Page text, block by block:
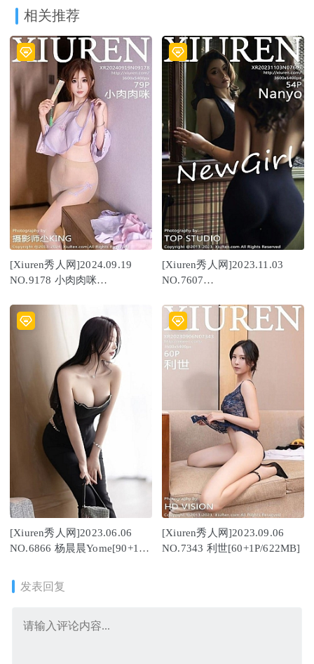
相关推荐
[Xiuren秀人网]2024.09.19
NO.9178 小肉肉咪
[Xiuren秀人网]2023.11.03
NO.7607
[Xiuren秀人网]2023.06.06
NO.6866 杨晨晨Yome[90+1P
[Xiuren秀人网]2023.09.06
NO.7343 利世[60+1P/622MB]
发表回复